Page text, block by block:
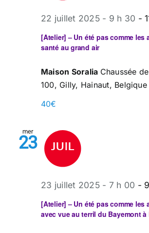
[Atelier] – Un été pas comme les
santé au grand air
22 juillet 2025 - 9 h 30 -
Maison Soralia Chaussée
100, Gilly, Hainaut, Belgique
40€
mer
23
[Atelier] – Un été pas comme les
avec vue au terril du Bayemont à
23 juillet 2025 - 7 h 00 -